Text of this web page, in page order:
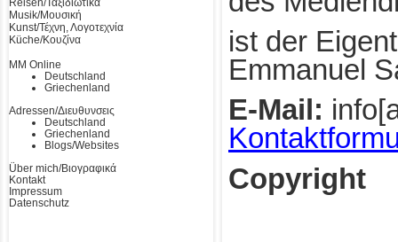
Reisen/Ταξιδιωτικά
Musik/Μουσική
Kunst/Τέχνη, Λογοτεχνία
Küche/Κουζίνα
MM Online
Deutschland
Griechenland
Adressen/Διευθυνσεις
Deutschland
Griechenland
Blogs/Websites
Über mich/Βιογραφικά
Kontakt
Impressum
Datenschutz
ist der
Emmanuel
E-Mail:
Copyright